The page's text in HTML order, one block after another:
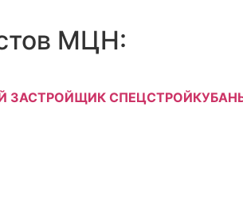
МЦН:
ЗАСТРОЙЩИК